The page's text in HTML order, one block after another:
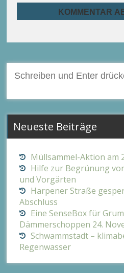
nach:
Neueste Beiträge
Müllsammel-Aktion am
Hilfe zur Begrünung
und Vorgärten
Harpener Straße
Abschluss
Eine SenseBox für
Dämmerschoppen 24.
Schwammstadt –
Regenwasser